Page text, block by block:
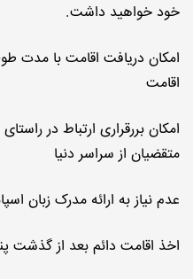
خود خواهید داشت.
امکان دریافت اقامت با مدت
اقامت
امکان بررقراری ارتباط در
متقضیان از سراسر دنیا
عدم نیاز به ارائه مدرک زبان
اخذ اقامت دائم بعد از گذشت